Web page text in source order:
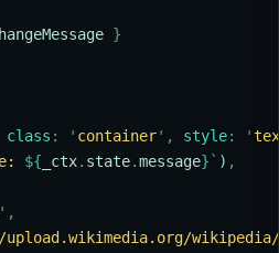
}
class : ' container' , style: '
${ _ctx. state.message} ` ) ,
' ,
wikipedia/